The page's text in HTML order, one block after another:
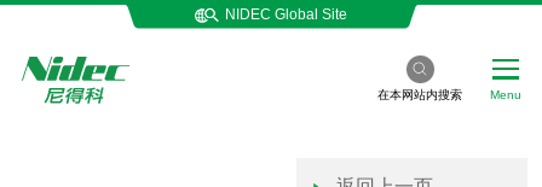
NIDEC Global Site
在本网站内搜索 Menu